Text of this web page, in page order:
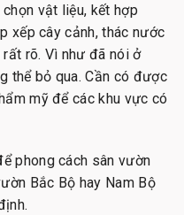
vật liệu, kết hợp
xếp cây cảnh, thác nước
rõ. Vì như đã nói ở
thể bỏ qua. Cần có được
mỹ để các khu vực có
phong cách sân vườn
Bắc Bộ hay Nam Bộ